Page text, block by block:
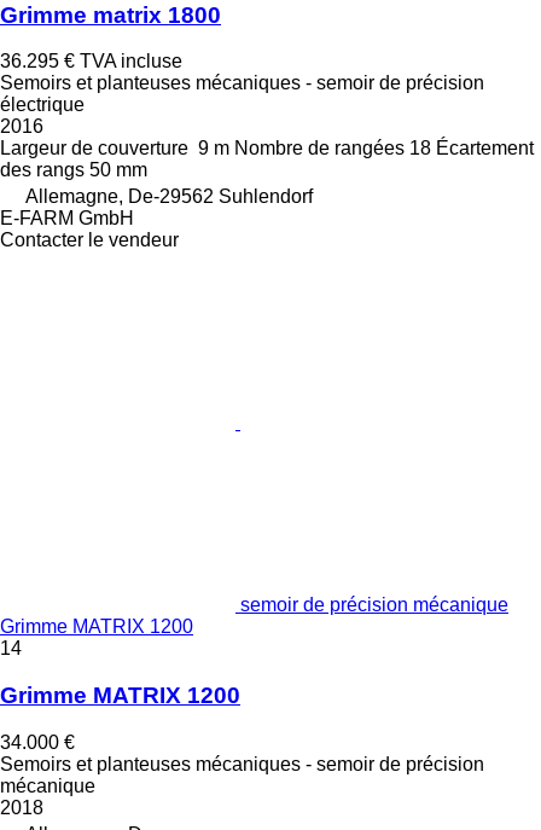
Grimme matrix 1800
36.295 € TVA incluse
Semoirs et planteuses mécaniques - semoir de précision
électrique
2016
Largeur de couverture 9 m Nombre de rangées 18 Écartement
des rangs 50 mm
Allemagne, De-29562 Suhlendorf
E-FARM GmbH
Contacter le vendeur
semoir de précision mécanique
Grimme MATRIX 1200
14
Grimme MATRIX 1200
34.000 €
Semoirs et planteuses mécaniques - semoir de précision
mécanique
2018